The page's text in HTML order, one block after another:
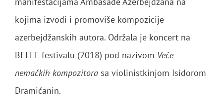
kojima izvodi i promoviše kompozicije
azerbejdžanskih autora. Održala je koncert na
BELEF festivalu (2018) pod nazivom Veče
nemačkih kompozitora sa violinistkinjom Isidorom
Dramićanin.